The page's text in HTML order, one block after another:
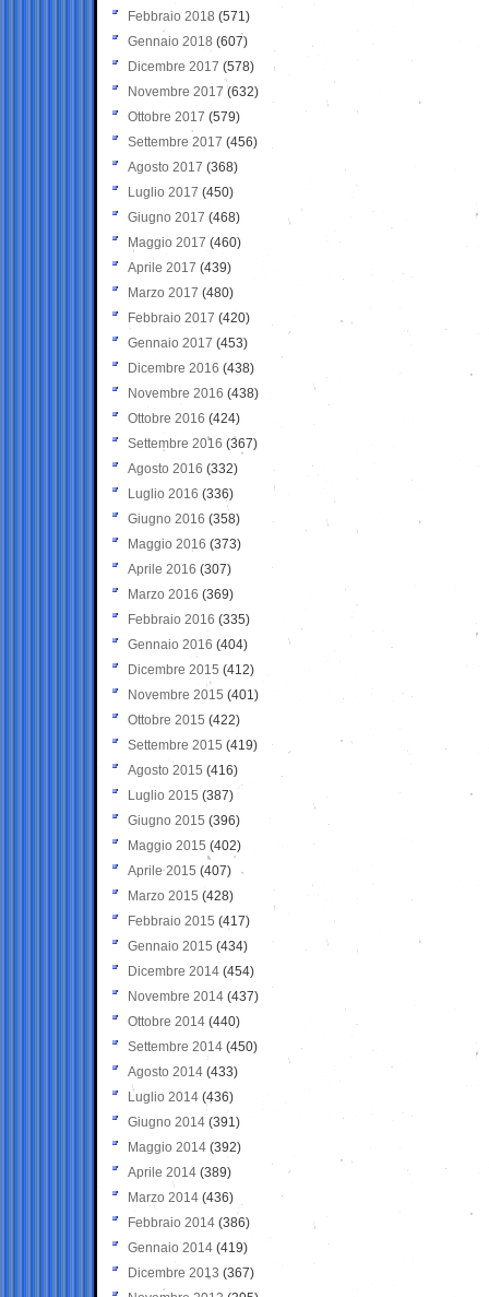
Febbraio 2018 (571)
Gennaio 2018 (607)
Dicembre 2017 (578)
Novembre 2017 (632)
Ottobre 2017 (579)
Settembre 2017 (456)
Agosto 2017 (368)
Luglio 2017 (450)
Giugno 2017 (468)
Maggio 2017 (460)
Aprile 2017 (439)
Marzo 2017 (480)
Febbraio 2017 (420)
Gennaio 2017 (453)
Dicembre 2016 (438)
Novembre 2016 (438)
Ottobre 2016 (424)
Settembre 2016 (367)
Agosto 2016 (332)
Luglio 2016 (336)
Giugno 2016 (358)
Maggio 2016 (373)
Aprile 2016 (307)
Marzo 2016 (369)
Febbraio 2016 (335)
Gennaio 2016 (404)
Dicembre 2015 (412)
Novembre 2015 (401)
Ottobre 2015 (422)
Settembre 2015 (419)
Agosto 2015 (416)
Luglio 2015 (387)
Giugno 2015 (396)
Maggio 2015 (402)
Aprile 2015 (407)
Marzo 2015 (428)
Febbraio 2015 (417)
Gennaio 2015 (434)
Dicembre 2014 (454)
Novembre 2014 (437)
Ottobre 2014 (440)
Settembre 2014 (450)
Agosto 2014 (433)
Luglio 2014 (436)
Giugno 2014 (391)
Maggio 2014 (392)
Aprile 2014 (389)
Marzo 2014 (436)
Febbraio 2014 (386)
Gennaio 2014 (419)
Dicembre 2013 (367)